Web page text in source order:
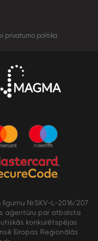
privatumo politika
Nr.SKV-L-2016/207
aģentūru par atbalsta
konkurētspējas
Eiropas Reģionālās